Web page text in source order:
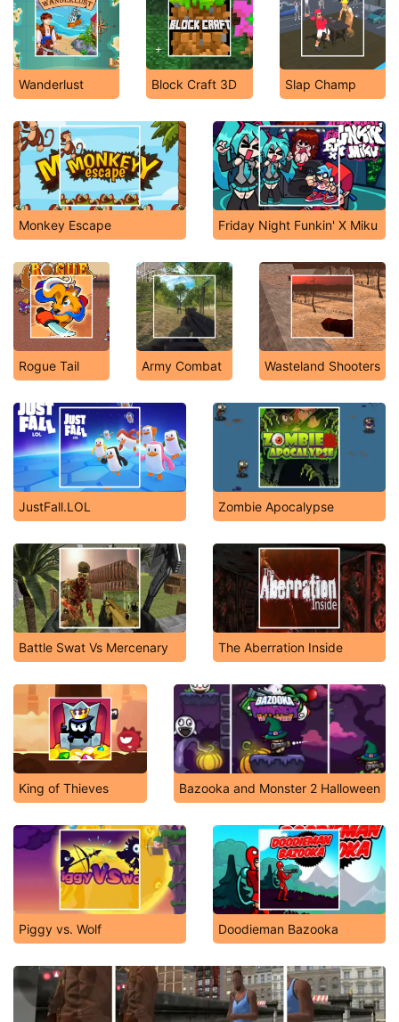
Wanderlust Block Craft 3D Slap Champ
Monkey Escape Friday Night Funkin' X Miku
Rogue Tail Army Combat Wasteland Shooters
JustFall.LOL Zombie Apocalypse
Battle Swat Vs Mercenary The Aberration Inside
King of Thieves Bazooka and Monster 2 Halloween
Piggy vs. Wolf Doodieman Bazooka